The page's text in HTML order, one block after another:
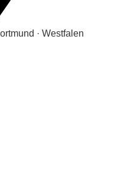
· Westfalen